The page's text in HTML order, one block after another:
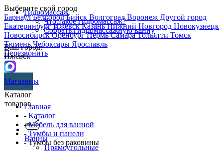
Выберите свой город
БарнаулБелгородБийск ВолгоградВоронеж Другой город
ЕкатеринбургИжевскКазаньНижний Новгород Новокузнецк
НовосибирскОренбургПермьСамараТольятти Томск
ТюменьЧебоксары Ярославль
Перезвонить
Гидромассаж
Что такое гидромассаж?
Собрать гидромассажную ванну
Ваш город:
Ижевск
Магазины
Каталог
товаров
Ванны
Прямоугольные
Главная
- Каталог
-Мебель для ванной
- Тумбы и панели
- Тумбы без раковины